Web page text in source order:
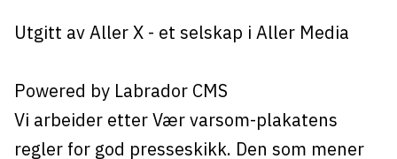
Utgitt av Aller X- et selskap i Aller Media
Powered by Labrador CMS
Vi arbeider etter Vær varsom-plakatens
regler for god presseskikk. Den som mener